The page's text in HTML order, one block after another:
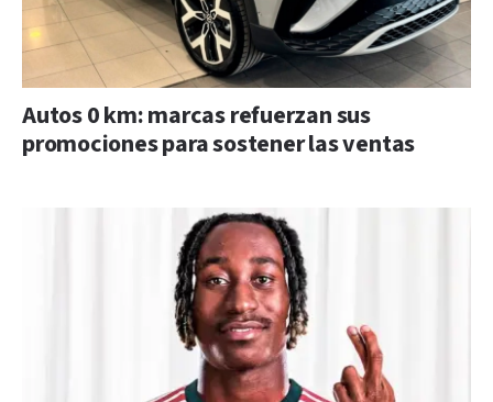
Autos 0 km: marcas refuerzan sus
promociones para sostener las ventas